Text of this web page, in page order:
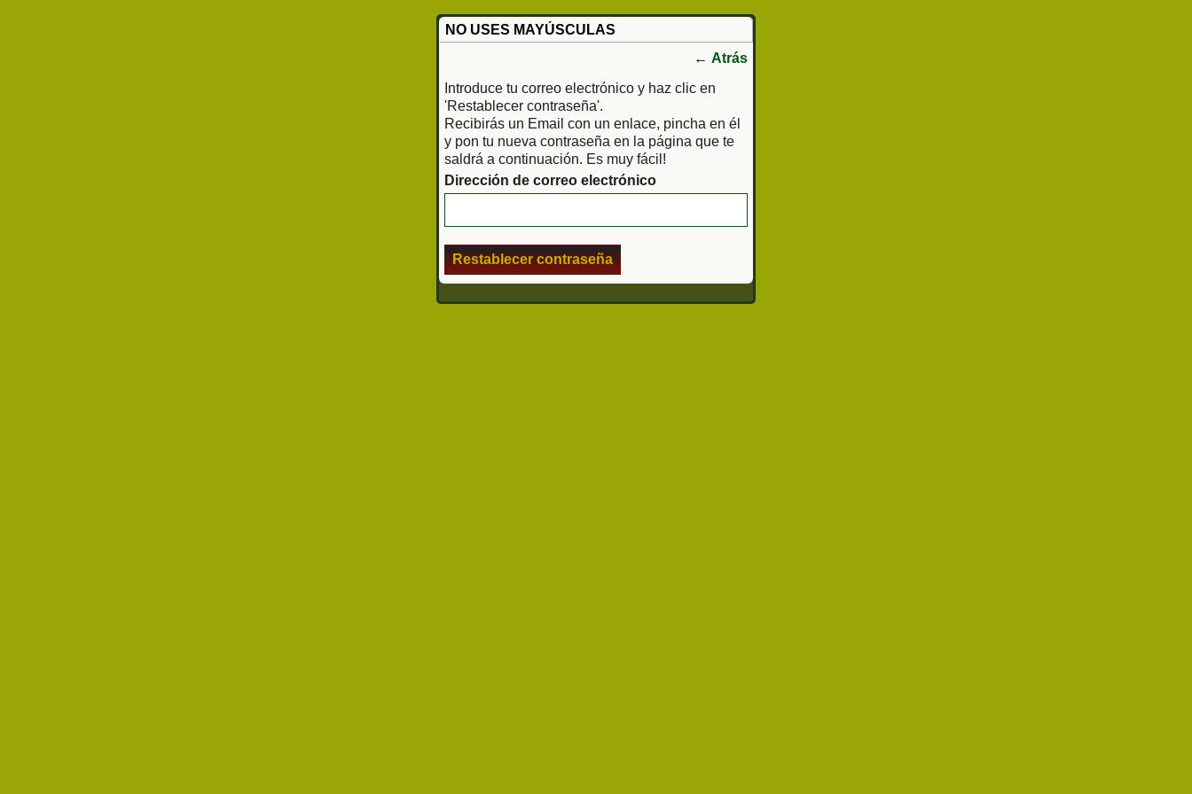
NO USES MAYÚSCULAS
← Atrás
Introduce tu correo electrónico y haz clic en
'Restablecer contraseña'.
Recibirás un Email con un enlace, pincha en él
y pon tu nueva contraseña en la página que te
saldrá a continuación. Es muy fácil!
Dirección de correo electrónico